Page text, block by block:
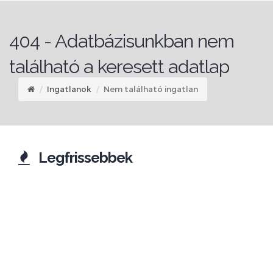
404 - Adatbázisunkban nem
található a keresett adatlap
Ingatlanok Nem található ingatlan
Legfrissebbek